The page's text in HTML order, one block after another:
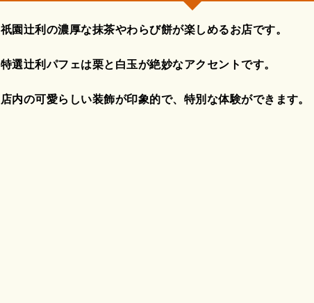
祇園辻利の濃厚な抹茶やわらび餅が楽しめるお店です。
特選辻利パフェは栗と白玉が絶妙なアクセントです。
店内の可愛らしい装飾が印象的で、特別な体験ができます。